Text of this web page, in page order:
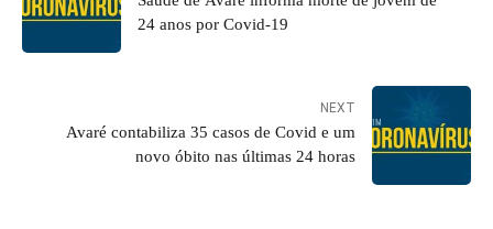
24 anos por Covid-19
NEXT
Avaré contabiliza 35 casos de Covid e um
novo óbito nas últimas 24 horas